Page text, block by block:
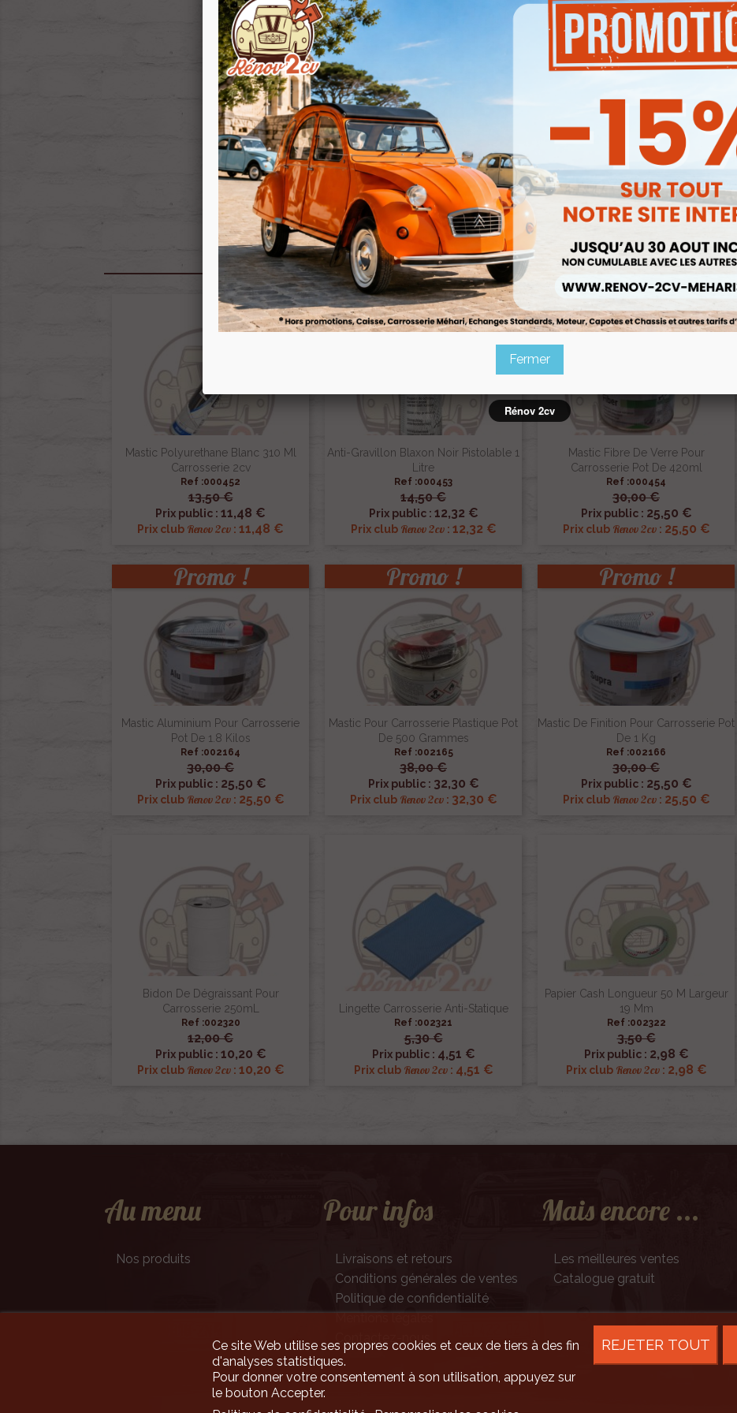
Produits associés
Mastic Polyurethane Blanc 310 Ml
Carrosserie 2cv
Ref :000452
13,50 €
Prix public : 11,48 €
Prix club Renov 2cv : 11,48 €
 Aperçu rapide
Anti-Gravillon Blaxon Noir Pistolable 1
Litre
Ref :000453
14,50 €
Prix public : 12,32 €
Prix club Renov 2cv: 12,32 €
 Aperçu rapide
Mastic Fibre De Verre Pour
Carrosserie Pot De 420ml
Ref :000454
30,00 €
Prix public : 25,50 €
Prix club Renov 2cv: 25,50 €
Promo !
 Aperçu rapide
Mastic Aluminium Pour Carrosserie
Pot De 1.8 Kilos
Ref :002164
30,00 €
Prix public : 25,50 €
Prix club Renov 2cv: 25,50 €
Promo !
 Aperçu rapide
Mastic Pour Carrosserie Plastique Pot
De 500 Grammes
Ref :002165
38,00 €
Prix public : 32,30 €
Prix club Renov 2cv: 32,30 €
Promo !
 Aperçu rapide
Mastic De Finition Pour Carrosserie Pot
De 1 Kg
Ref :002166
30,00 €
Prix public : 25,50 €
Prix club Renov 2cv: 25,50 €
Promo !
 Aperçu rapide
Bidon De Dégraissant Pour
Carrosserie 250mL
Ref :002320
12,00 €
Prix public : 10,20 €
Prix club Renov 2cv: 10,20 €
 Aperçu rapide
Lingette Carrosserie Anti-Statique
Ref :002321
5,30 €
Prix public : 4,51 €
Prix club Renov 2cv: 4,51 €
 Aperçu rapide
Papier Cash Longueur 50 M Largeur
19 Mm
Ref :002322
3,50 €
Prix public : 2,98 €
Prix club Renov 2cv: 2,98 €
 Aperçu rapide
Au menu
Nos produits
Pour infos
Livraisons et retours
Conditions générales de ventes
Politique de confidentialité
Contactez-nous
Mais encore ...
Les meilleures ventes
Catalogue gratuit
Ce site Web utilise ses propres cookies et ceux de tiers à des fin
d'analyses statistiques.
Pour donner votre consentement à son utilisation, appuyez sur
le bouton Accepter.
REJETER TOUT
Fermer
Rénov 2cv